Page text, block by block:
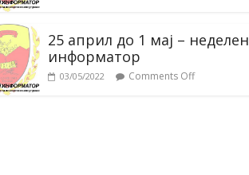
25 април до 1 мај – неделен
информатор
03/05/2022 Comments Off